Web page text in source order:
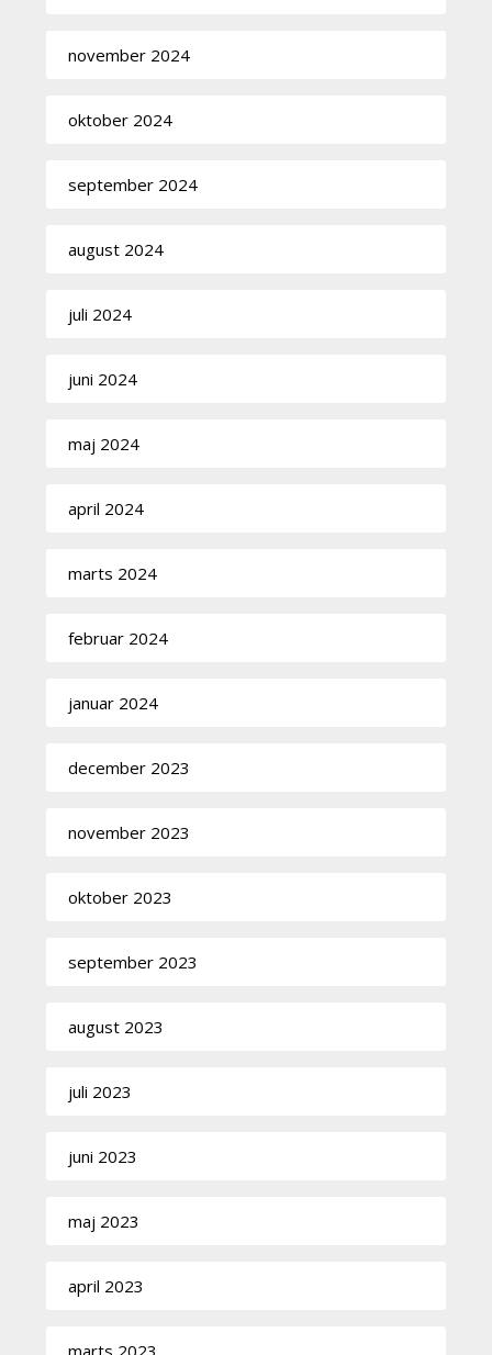
november 2024
oktober 2024
september 2024
august 2024
juli 2024
juni 2024
maj 2024
april 2024
marts 2024
februar 2024
januar 2024
december 2023
november 2023
oktober 2023
september 2023
august 2023
juli 2023
juni 2023
maj 2023
april 2023
marts 2023